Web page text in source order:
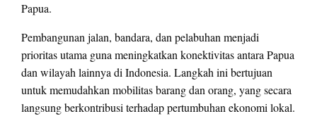
Papua.
Pembangunan jalan, bandara, dan pelabuhan menjadi
prioritas utama guna meningkatkan konektivitas antara Papua
dan wilayah lainnya di Indonesia. Langkah ini bertujuan
untuk memudahkan mobilitas barang dan orang, yang secara
langsung berkontribusi terhadap pertumbuhan ekonomi lokal.